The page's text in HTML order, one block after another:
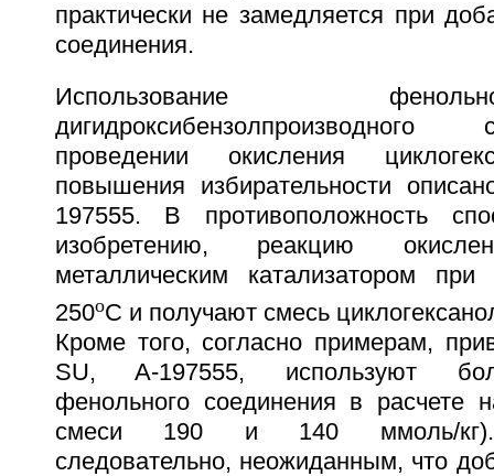
практически не замедляется при
соединения.
Использование
проведении окисления
повышения избирательности
197555. В противоположность
изобретению, реакцию
металлическим катализатором
250oC и получают смесь
Кроме того, согласно примерам,
SU, A-197555, используют
фенольного соединения в расчете
смеси 190 и 140 ммоль/кг).
следовательно, неожиданным, что